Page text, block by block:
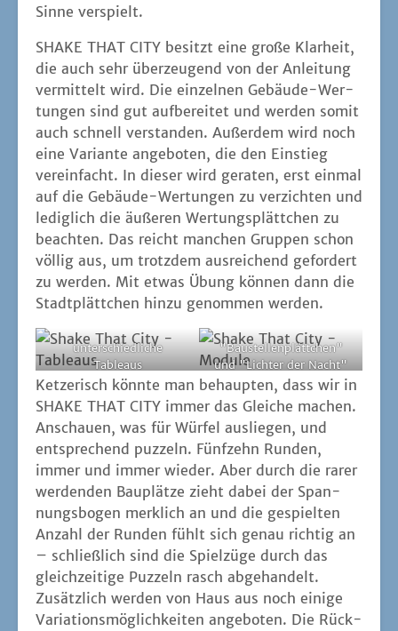
Sin­ne verspielt.
SHAKE THAT CITY besitzt eine gro­ße Klar­heit,
die auch sehr über­zeu­gend von der Anlei­tung
ver­mit­telt wird. Die ein­zel­nen Gebäu­de-Wer­
tun­gen sind gut auf­be­rei­tet und wer­den somit
auch schnell ver­stan­den. Außer­dem wird noch
eine Vari­an­te ange­bo­ten, die den Ein­stieg
ver­ein­facht. In die­ser wird gera­ten, erst ein­mal
auf die Gebäu­de-Wer­tun­gen zu ver­zich­ten und
ledig­lich die äuße­ren Wer­tungs­plätt­chen zu
beach­ten. Das reicht man­chen Grup­pen schon
völ­lig aus, um trotz­dem aus­rei­chend gefor­dert
zu wer­den. Mit etwas Übung kön­nen dann die
Stadt­plätt­chen hin­zu genom­men werden.
unter­schied­li­che
Tableaus
"Bau­stel­len­plätt­chen"
und "Lich­ter der Nacht"
als Module
Ket­ze­risch könn­te man behaup­ten, dass wir in
SHAKE THAT CITY immer das Glei­che machen.
Anschau­en, was für Wür­fel aus­lie­gen, und
ent­spre­chend puz­zeln. Fünf­zehn Run­den,
immer und immer wie­der. Aber durch die rarer
wer­den­den Bau­plät­ze zieht dabei der Span­
nungs­bo­gen merk­lich an und die gespiel­ten
Anzahl der Run­den fühlt sich genau rich­tig an
– schließ­lich sind die Spiel­zü­ge durch das
gleich­zei­ti­ge Puz­zeln rasch abge­han­delt.
Zusätz­lich wer­den von Haus aus noch eini­ge
Varia­ti­ons­mög­lich­kei­ten ange­bo­ten. Die Rück­